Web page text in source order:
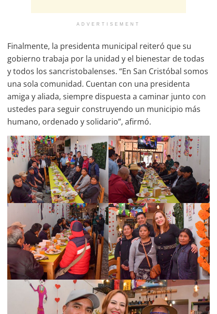
ADVERTISEMENT
Finalmente, la presidenta municipal reiteró que su
gobierno trabaja por la unidad y el bienestar de todas
y todos los sancristobalenses. “En San Cristóbal somos
una sola comunidad. Cuentan con una presidenta
amiga y aliada, siempre dispuesta a caminar junto con
ustedes para seguir construyendo un municipio más
humano, ordenado y solidario”, afirmó.